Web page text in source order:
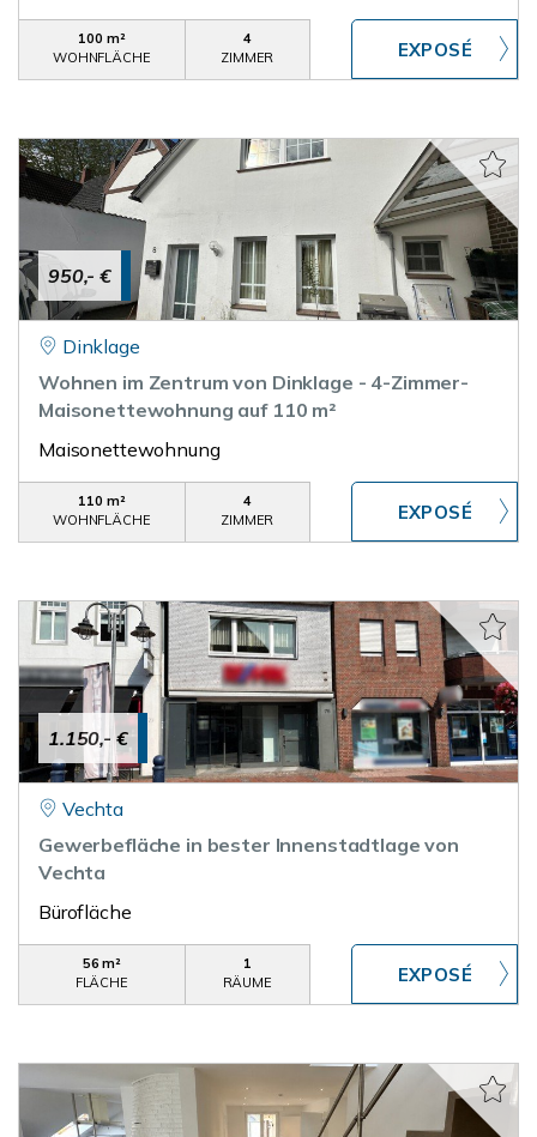
100 m²
WOHNFLÄCHE
4
ZIMMER
950,- €
Dinklage
Wohnen im Zentrum von Dinklage - 4-Zimmer-
Maisonettewohnung auf 110 m²
Maisonettewohnung
110 m²
WOHNFLÄCHE
4
ZIMMER
1.150,- €
Vechta
Gewerbefläche in bester Innenstadtlage von
Vechta
Bürofläche
56 m²
FLÄCHE
1
RÄUME